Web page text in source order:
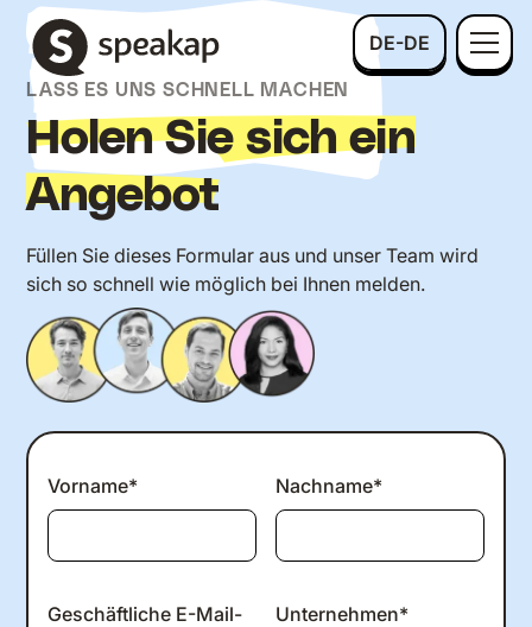
DE-DE
LASS ES UNS SCHNELL MACHEN
Holen Sie sich ein
Angebot
Füllen Sie dieses Formular aus und unser Team wird
sich so schnell wie möglich bei Ihnen melden.
Vorname* Nachname*
Geschäftliche E-Mail-
Unternehmen*